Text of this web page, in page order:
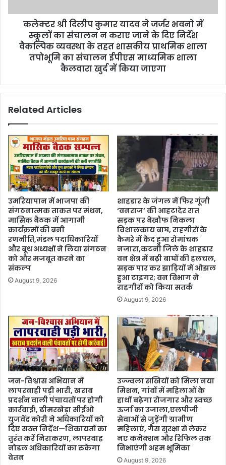
कलेक्टर श्री दिलीप कुमार यादव ने जर्जर भवनो में
स्कूलों का संचालन न कराए जाने के दिए निर्देश
वैकल्पिक व्यवस्था के तहत शासकीय प्राथमिक शाला
तपोभूमि का संचालन ईपीएस माध्यमिक शाला
कैलवारा खुर्द में किया जाएगा
Related Articles
उमरियापान में भाजपा की
संगठनात्मक ताकत पर मंथन,
मासिक बैठक में आगामी
कार्यक्रमों की बनी
रणनीति,मंडल पदाधिकारियों
और बूथ अध्यक्षों ने लिया संगठन
को और मजबूत करने का
संकल्प
August 9, 2026
शाहडार के जंगल में फिर गूंजी
‘वनराज’ की आहट!देर रात
सड़क पर बेखौफ निकला
विशालकाय बाघ, राहगीरों के
कैमरे में कैद हुआ रोमांचक
नजारा,कटनी जिले के शाहडार
वन क्षेत्र में बढ़ी बाघों की हलचल,
सड़क पार कर झाड़ियों में ओझल
हुआ टाइगर; वन विभाग ने
राहगीरों को किया सतर्क
August 9, 2026
जन-विश्वास अभियान में
लापरवाही पड़ी भारी, खराब
प्रदर्शन वाली पंचायतों पर होगी
कार्रवाई!, ढीमरखेड़ा सीईओ
युजवेंद्र कोरी ने अधिकारियों को
दिए सख्त निर्देश—शिकायतों का
तुरंत करें निराकरण, लापरवाह
नोडल अधिकारियों का रुकेगा
वेतन
उज्ज्वला सखियों को मिला नया
मिशन, गांवों में महिलाओं के
हाथों बढ़ेगा रोजगार और स्वच्छ
ऊर्जा का उजाला,एलपीजी
सेवाओं से जुड़ेंगी ग्रामीण
महिलाएं, गैस सुरक्षा से लेकर
नए कनेक्शन और रिफिल तक
निभाएंगी अहम भूमिका
August 9, 2026